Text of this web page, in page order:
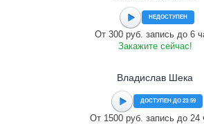
НЕДОСТУПЕН
От 300 руб. запись до 6
Закажите сейчас!
Владислав Шека
ДОСТУПЕН ДО 23:59
От 1500 руб. запись до 24